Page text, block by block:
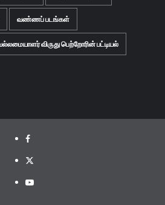
வண்ணப் படங்கள்
விருது பெற்றோரின் பட்டியல்
Facebook
Twitter
Youtube